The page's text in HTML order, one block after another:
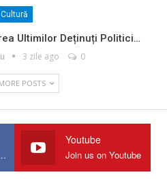
Cultură
Ultimilor Deținuți Politici…
3 zile ago 0
POSTS
Youtube
Join us on Youtube